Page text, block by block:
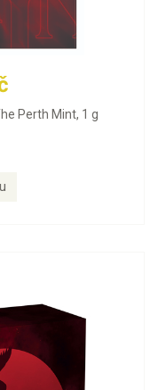
Perth Mint, 1 g